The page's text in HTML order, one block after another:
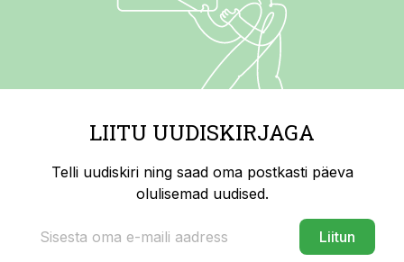
LIITU UUDISKIRJAGA
Telli uudiskiri ning saad oma postkasti päeva
olulisemad uudised.
Liitun